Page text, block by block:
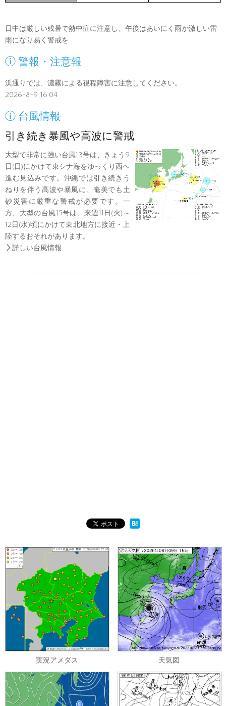
日中は厳しい残暑で熱中症に注意し、午後はあいにく雨か激しい雷
雨になり易く警戒を
 警報・注意報
浜通りでは、濃霧による視程障害に注意してください。
2026-8-9 16:04
 台風情報
引き続き暴風や高波に警戒
大型で非常に強い台風13号は、きょう9
日(日)にかけて東シナ海をゆっくり西へ
進む見込みです。沖縄では引き続きう
ねりを伴う高波や暴風に、奄美でも土
砂災害に厳重な警戒が必要です。一
方、大型の台風15号は、来週11日(火)～
12日(水)頃にかけて東北地方に接近・上
陸するおそれがあります。
 詳しい台風情報
実況アメダス 天気図